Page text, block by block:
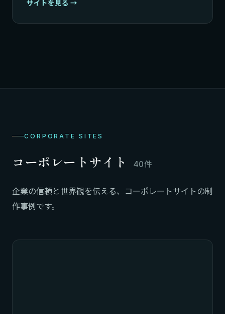
サイトを見る
CORPORATE SITES
コーポレートサイト 40件
企業の信頼と世界観を伝える、コーポレートサイトの制
作事例です。